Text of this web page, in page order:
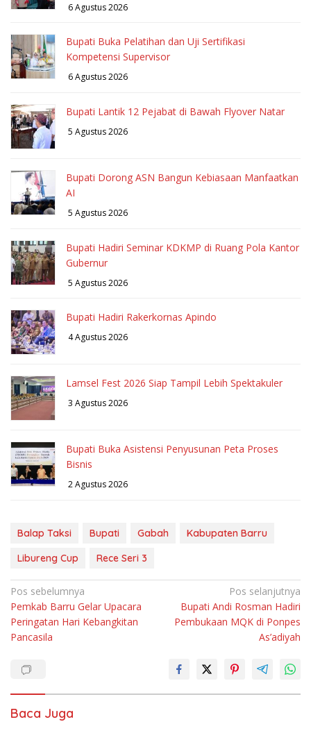
6 Agustus 2026
Bupati Buka Pelatihan dan Uji Sertifikasi
Kompetensi Supervisor
6 Agustus 2026
Bupati Lantik 12 Pejabat di Bawah Flyover Natar
5 Agustus 2026
Bupati Dorong ASN Bangun Kebiasaan Manfaatkan
AI
5 Agustus 2026
Bupati Hadiri Seminar KDKMP di Ruang Pola Kantor
Gubernur
5 Agustus 2026
Bupati Hadiri Rakerkornas Apindo
4 Agustus 2026
Lamsel Fest 2026 Siap Tampil Lebih Spektakuler
3 Agustus 2026
Bupati Buka Asistensi Penyusunan Peta Proses
Bisnis
2 Agustus 2026
Balap Taksi Bupati Gabah
Kabupaten Barru
Libureng Cup
Rece Seri 3
Navigasi
pos
Pos sebelumnya
Pemkab Barru Gelar Upacara
Peringatan Hari Kebangkitan
Pancasila
Pos selanjutnya
Bupati Andi Rosman Hadiri
Pembukaan MQK di Ponpes
As’adiyah
Baca Juga